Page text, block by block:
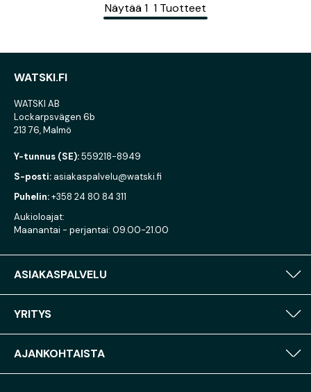
Näytää1 1 Tuotteet
WATSKI.FI
WATSKI AB
Lockarpsvägen 6b
213 76, Malmö
Y-tunnus (SE):559218-8949
S-posti: asiakaspalvelu@watski.fi
Puhelin:+358 24 80 84 311
Aukioloajat:
Maanantai - perjantai: 09.00-21.00
ASIAKASPALVELU
YRITYS
AJANKOHTAISTA